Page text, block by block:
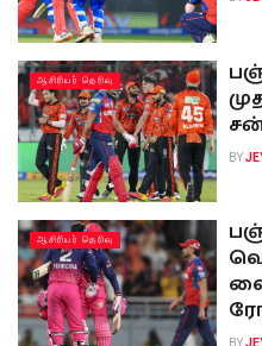
ஆசிரியர் தெரிவு
BY
ஆசிரியர் தெரிவு
BY